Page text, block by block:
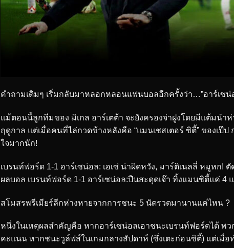
คำถามเดิมๆ เริ่มกลับมาหลอกหลอนแฟนบอลอีกครั้งว่า…”อาร์เซ
แม้ตอนนี้ลูกทีมของ มิเกล อาร์เตต้า จะยังครองจ่าฝูงโดยมีแต้มนำ
ฤดูกาล แต่เมื่อคนที่ไล่กวดข้างหลังคือ “แมนเชสเตอร์ ซิตี้” ของเป๊
ใจมากนัก!
เบรนท์ฟอร์ด 1-1 อาร์เซน่อล: เอเซ่ น่าผิดหวัง, มาร์ติเนลลี่ หมูหก!
ผลบอล เบรนท์ฟอร์ด 1-1 อาร์เซน่อล:ปืนสะดุดเจ๊า ทิ้งแมนซิตี้แค่ 4
สโมสรพรีเมียร์ลีกห่างหายจากการชนะ 5 นัดรวดมานานแค่ไหน ?
หนึ่งในเหตุผลสำคัญคือ หากอาร์เซน่อลเอาชนะเบรนท์ฟอร์ดได้ พ
คะแนน หากชนะวูล์ฟส์ในเกมกลางสัปดาห์ (ซึ่งเตะก่อนซิตี้) แต่เมื่อ